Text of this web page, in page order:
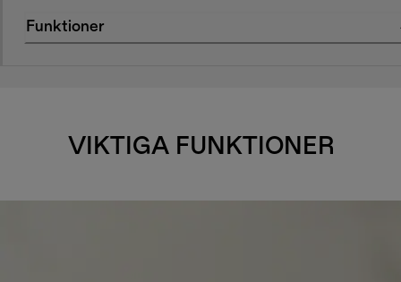
Funktioner
VIKTIGA FUNKTIONER